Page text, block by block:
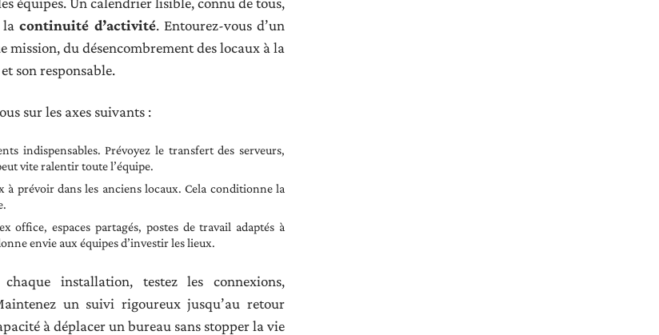
lacontinuité d’activité. Entourez-vous d’un
mission, du désencombrement des locaux à la
son responsable.
sur les axes suivants :
indispensables. Prévoyez le transfert des serveurs,
vite ralentir toute l’équipe.
à prévoir dans les anciens locaux. Cela conditionne la
office, espaces partagés, postes de travail adaptés à
envie aux équipes d’investir les lieux.
installation, testez les connexions,
un suivi rigoureux jusqu’au retour
à déplacer un bureau sans stopper la vie